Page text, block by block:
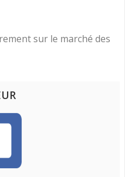
sur le marché des